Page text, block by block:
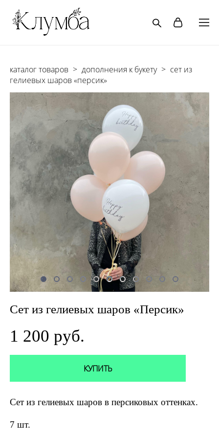
каталог товаров > дополнения к букету > сет из
гелиевых шаров «персик»
Сет из гелиевых шаров «Персик»
1 200 pуб.
КУПИТЬ
Сет из гелиевых шаров в персиковых оттенках.
7 шт.